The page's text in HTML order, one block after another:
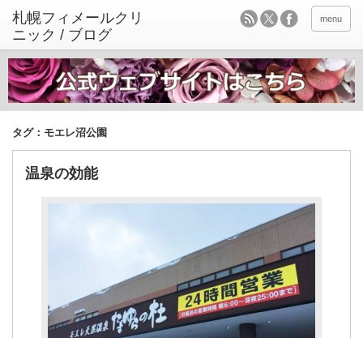
menu
タグ：モエレ沼公園
温泉の効能